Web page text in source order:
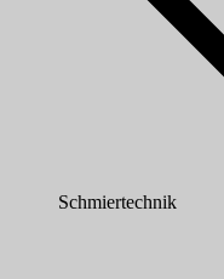
Schmiertechnik